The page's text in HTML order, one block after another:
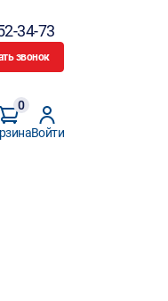
34-73
звонок
0
Войти